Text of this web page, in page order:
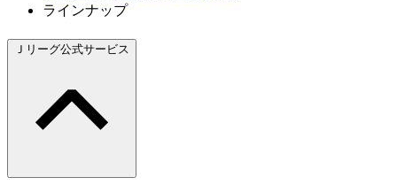
ラインナップ
Ｊリーグ公式サービス